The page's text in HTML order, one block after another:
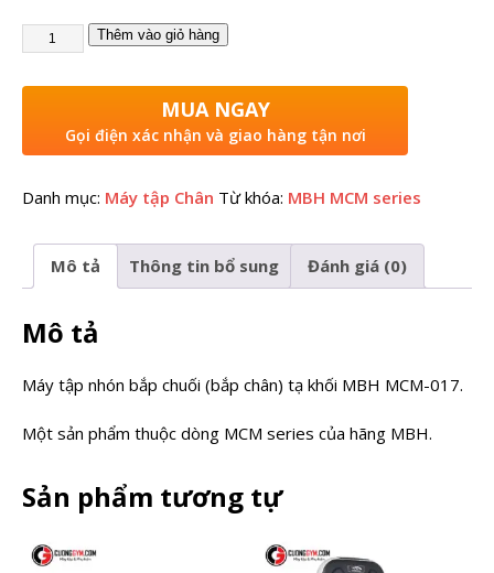
Thêm vào giỏ hàng
MUA NGAY
Gọi điện xác nhận và giao hàng tận nơi
Danh mục: Máy tập Chân Từ khóa: MBH MCM series
Mô tả Thông tin bổ sung Đánh giá (0)
Mô tả
Máy tập nhón bắp chuối (bắp chân) tạ khối MBH MCM-017.
Một sản phẩm thuộc dòng MCM series của hãng MBH.
Sản phẩm tương tự